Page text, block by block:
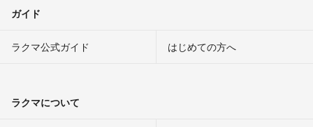
ガイド
ラクマ公式ガイド はじめての方へ
ラクマについて